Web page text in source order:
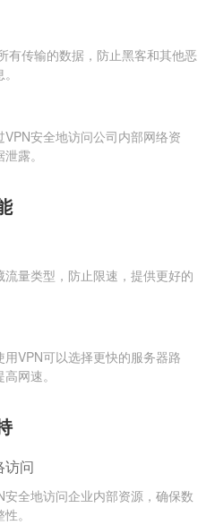
有传输的数据，防止黑客和其他恶
安全地访问公司内部网络资
露。
流量类型，防止限速，提供更好的
VPN可以选择更快的服务器路
网速。
访问
安全地访问企业内部资源，确保数
。